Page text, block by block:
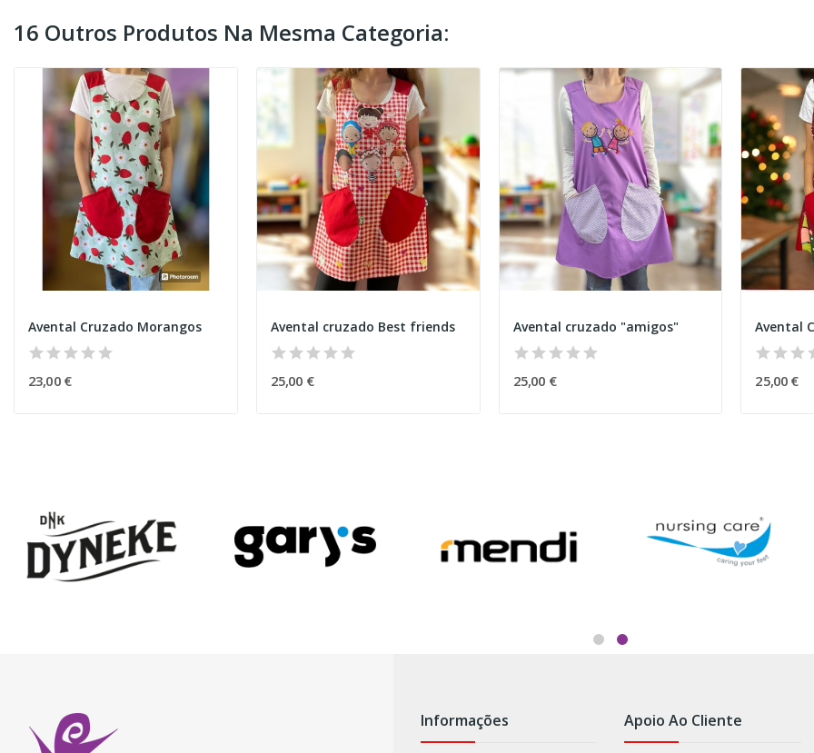
16 Outros Produtos Na Mesma Categoria:
Avental Cruzado Morangos
23,00 €
Avental cruzado Best friends
25,00 €
Avental cruzado "amigos"
25,00 € 25,00 €
Informações Apoio Ao Cliente